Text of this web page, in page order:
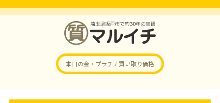
本日の金・プラチナ買い取り価格